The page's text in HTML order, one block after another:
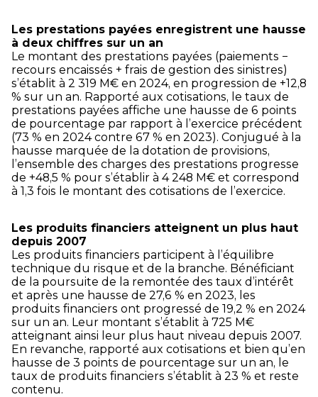
Les prestations payées enregistrent une hausse
à deux chiffres sur un an
Le montant des prestations payées (paiements −
recours encaissés + frais de gestion des sinistres)
s’établit à 2 319 M€ en 2024, en progression de +12,8
% sur un an. Rapporté aux cotisations, le taux de
prestations payées affiche une hausse de 6 points
de pourcentage par rapport à l’exercice précédent
(73 % en 2024 contre 67 % en 2023). Conjugué à la
hausse marquée de la dotation de provisions,
l’ensemble des charges des prestations progresse
de +48,5 % pour s’établir à 4 248 M€ et correspond
à 1,3 fois le montant des cotisations de l’exercice.
Les produits financiers atteignent un plus haut
depuis 2007
Les produits financiers participent à l’équilibre
technique du risque et de la branche. Bénéficiant
de la poursuite de la remontée des taux d’intérêt
et après une hausse de 27,6 % en 2023, les
produits financiers ont progressé de 19,2 % en 2024
sur un an. Leur montant s’établit à 725 M€
atteignant ainsi leur plus haut niveau depuis 2007.
En revanche, rapporté aux cotisations et bien qu’en
hausse de 3 points de pourcentage sur un an, le
taux de produits financiers s’établit à 23 % et reste
contenu.